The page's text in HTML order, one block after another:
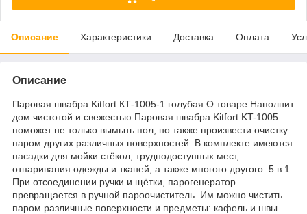
Описание Характеристики Доставка Оплата
Описание
Паровая швабра Kitfort КТ-1005-1 голубая О товаре Наполнит
дом чистотой и свежестью Паровая швабра Kitfort KT-1005
поможет не только вымыть пол, но также произвести очистку
паром других различных поверхностей. В комплекте имеются
насадки для мойки стёкол, труднодоступных мест,
отпаривания одежды и тканей, а также многого другого. 5 в 1
При отсоединении ручки и щётки, парогенератор
превращается в ручной пароочиститель. Им можно чистить
паром различные поверхности и предметы: кафель и швы